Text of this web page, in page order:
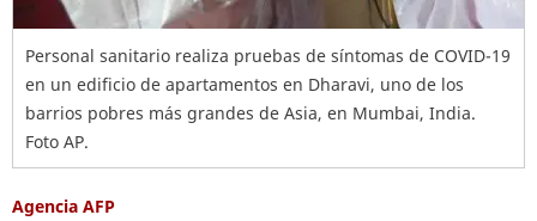
Personal sanitario realiza pruebas de síntomas de COVID-19
en un edificio de apartamentos en Dharavi, uno de los
barrios pobres más grandes de Asia, en Mumbai, India.
Foto AP.
Agencia AFP